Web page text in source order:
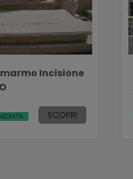
Incisione
SCOPRI